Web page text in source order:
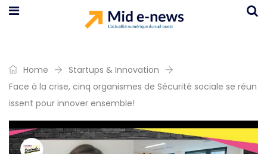
Home
Startups & Innovation
Face à la crise, cinq organismes de Sécurité sociale se réun
issent pour innover ensemble!